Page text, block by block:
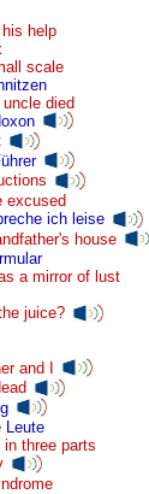
help
scale
died
excused
ich leise
house
a mirror of lust
juice?
and I
Leute
three parts